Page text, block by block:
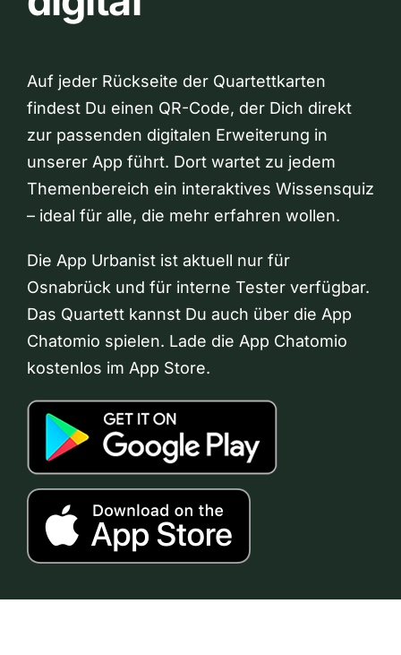
Auf jeder Rückseite der Quartettkarten
findest Du einen QR-Code, der Dich direkt
zur passenden digitalen Erweiterung in
unserer App führt. Dort wartet zu jedem
Themenbereich ein interaktives Wissensquiz
– ideal für alle, die mehr erfahren wollen.
Die App Urbanist ist aktuell nur für
Osnabrück und für interne Tester verfügbar.
Das Quartett kannst Du auch über die App
Chatomio spielen. Lade die App Chatomio
kostenlos im App Store.